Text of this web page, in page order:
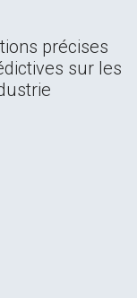
précises
sur les